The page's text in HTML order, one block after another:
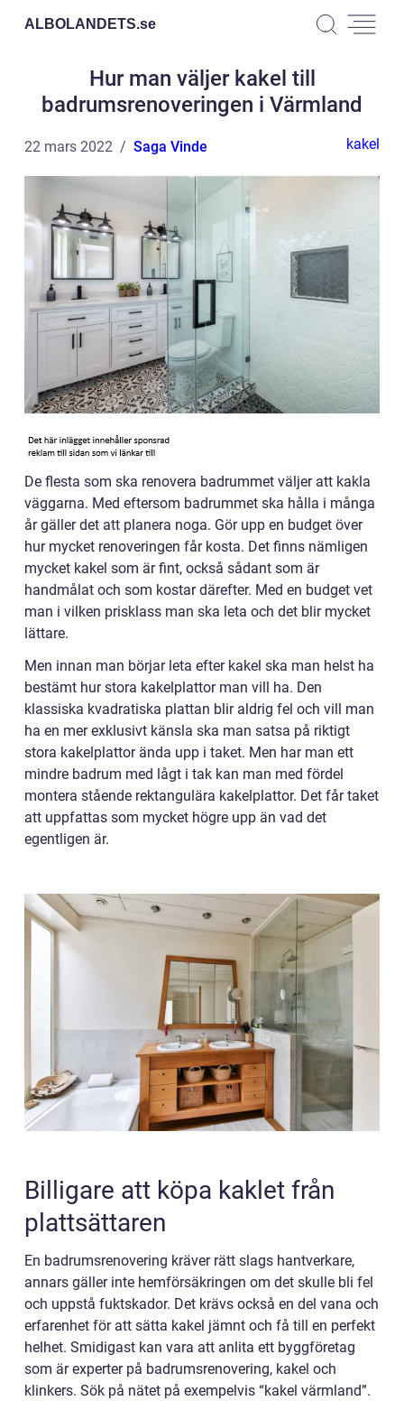
ALBOLANDETS.se
Hur man väljer kakel till
badrumsrenoveringen i Värmland
22 mars 2022 Saga Vinde kakel
De flesta som ska renovera badrummet väljer att kakla
väggarna. Med eftersom badrummet ska hålla i många
år gäller det att planera noga. Gör upp en budget över
hur mycket renoveringen får kosta. Det finns nämligen
mycket kakel som är fint, också sådant som är
handmålat och som kostar därefter. Med en budget vet
man i vilken prisklass man ska leta och det blir mycket
lättare.
Men innan man börjar leta efter kakel ska man helst ha
bestämt hur stora kakelplattor man vill ha. Den
klassiska kvadratiska plattan blir aldrig fel och vill man
ha en mer exklusivt känsla ska man satsa på riktigt
stora kakelplattor ända upp i taket. Men har man ett
mindre badrum med lågt i tak kan man med fördel
montera stående rektangulära kakelplattor. Det får taket
att uppfattas som mycket högre upp än vad det
egentligen är.
Billigare att köpa kaklet från
plattsättaren
En badrumsrenovering kräver rätt slags hantverkare,
annars gäller inte hemförsäkringen om det skulle bli fel
och uppstå fuktskador. Det krävs också en del vana och
erfarenhet för att sätta kakel jämnt och få till en perfekt
helhet. Smidigast kan vara att anlita ett byggföretag
som är experter på badrumsrenovering, kakel och
klinkers. Sök på nätet på exempelvis “kakel värmland”.